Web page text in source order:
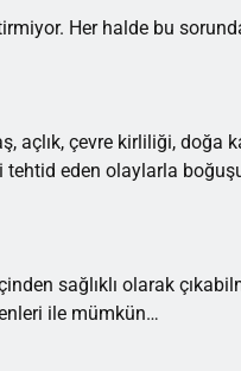
Her halde bu
açlık, çevre kirliliği, doğa
tehtid eden olaylarla
sağlıklı olarak
ile mümkün…